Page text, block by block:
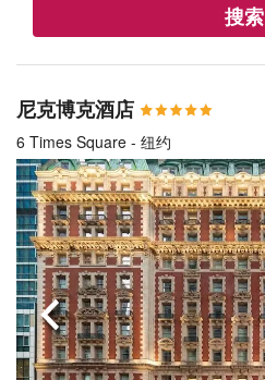
搜索
尼克博克酒店
6 Times Square - 纽约
上一頁